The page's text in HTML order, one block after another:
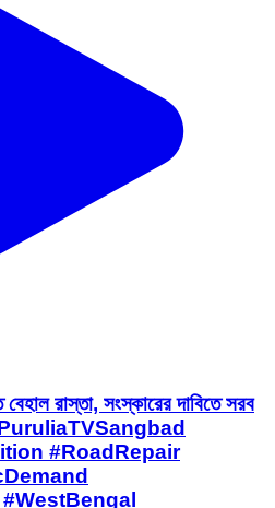
রাস্তা, সংস্কারের দাবিতে সরব
#PuruliaTVSangbad
#RoadRepair